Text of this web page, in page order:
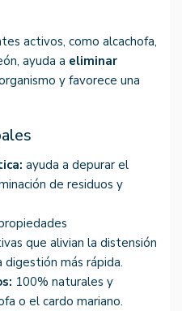
activos, como alcachofa,
ayuda a eliminar
y favorece una
ayuda a depurar el
de residuos y
que alivian la distensión
digestión más rápida.
100% naturales y
o el cardo mariano.